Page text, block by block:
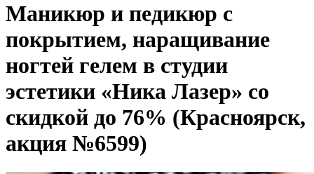
Маникюр и педикюр с
покрытием, наращивание
ногтей гелем в студии
эстетики «Ника Лазер» со
скидкой до 76% (Красноярск,
акция №6599)